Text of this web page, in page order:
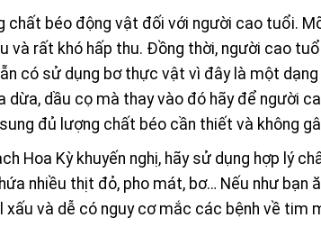
chất béo động vật đối với người cao tuổi.
và rất khó hấp thu. Đồng thời, người cao
có sử dụng bơ thực vật vì đây là một dạng
dừa, dầu cọ mà thay vào đó hãy để người
đủ lượng chất béo cần thiết và không
Hoa Kỳ khuyến nghị, hãy sử dụng hợp lý
nhiều thịt đỏ, pho mát, bơ… Nếu như bạn
và dễ có nguy cơ mắc các bệnh về tim